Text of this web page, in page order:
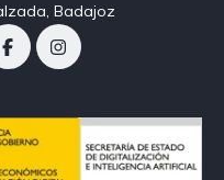
Badajoz